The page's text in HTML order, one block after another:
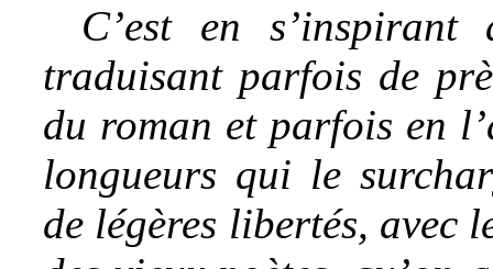
C’est en
traduisant parfois de
du roman et parfois en
longueurs qui le
de légères libertés, avec